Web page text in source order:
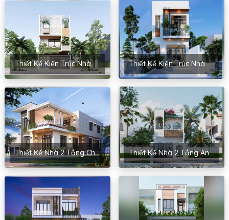
Thiết Kế Kiến Trúc Nhà 2 Tầng Anh Định – Thanh Hóa Thiết Kế Kiến Trúc Nhà 2 Tầng Cho Cô Huệ – Long Biên, Hà Nội
Thiết Kế Nhà 2 Tầng Cho Anh Quang – Tứ Kỳ, Hải Dương Thiết Kế Nhà 2 Tầng Anh Hải – Quảng Uyên, Cao Bằng